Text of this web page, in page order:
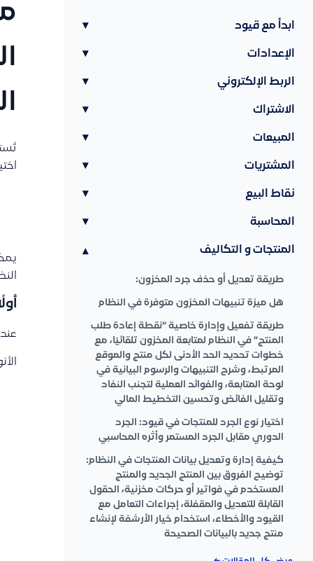
ابدأ مع قيود ▾
الإعدادات ▾
الربط الإلكتروني ▾
الاشتراك ▾
المبيعات ▾
المشتريات ▾
نقاط البيع ▾
المحاسبة ▾
المنتجات و التكاليف ▾
طريقة تعديل أو حذف جرد المخزون:
هل ميزة تنبيهات المخزون متوفرة في النظام
طريقة تفعيل وإدارة خاصية “نقطة إعادة طلب
المنتج” في النظام لمتابعة المخزون تلقائيًا، مع
خطوات تحديد الحد الأدنى لكل منتج والموقع
المرتبط، وشرح التنبيهات والرسوم البيانية في
لوحة المتابعة، والفوائد العملية لتجنب النفاد
وتقليل الفائض وتحسين التخطيط المالي
اختيار نوع الجرد للمنتجات في قيود: الجرد
الدوري مقابل الجرد المستمر وأثره المحاسبي
كيفية إدارة وتعديل بيانات المنتجات في النظام:
توضيح الفروق بين المنتج الجديد والمنتج
المستخدم في فواتير أو حركات مخزنية، الحقول
القابلة للتعديل والمقفلة، إجراءات التعامل مع
القيود والأخطاء، استخدام خيار الأرشفة لإنشاء
منتج جديد بالبيانات الصحيحة